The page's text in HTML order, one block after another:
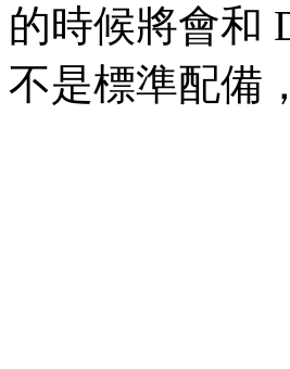
的時候將會和
不是標準配備